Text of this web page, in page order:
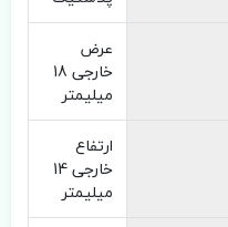
عرض
خارجی 18
میلیمتر
ارتفاع
خارجی 14
میلیمتر